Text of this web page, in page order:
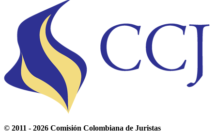
© 2011 - 2026 Comisión Colombiana de Juristas